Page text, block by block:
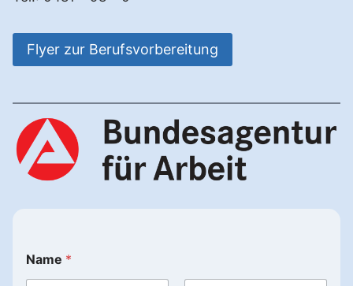
Flyer zur Berufsvorbereitung
Name *